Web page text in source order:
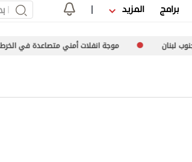
برامج المزيد
موجة انفلات أمني متصاعدة في الخرطوم